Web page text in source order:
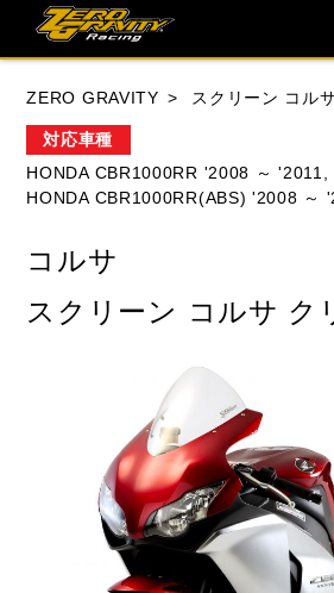
YAMAHA
KAWASAKI
DUCATI MV AGUSTA
閉じる
ZERO GRAVITY スクリーン コル
対応車種
HONDA CBR1000RR '2008 ～ '2011,
HONDA CBR1000RR(ABS) '2008 ～
コルサ
スクリーン コルサ ク